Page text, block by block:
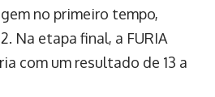
no primeiro tempo,
Na etapa final, a FURIA
com um resultado de 13 a